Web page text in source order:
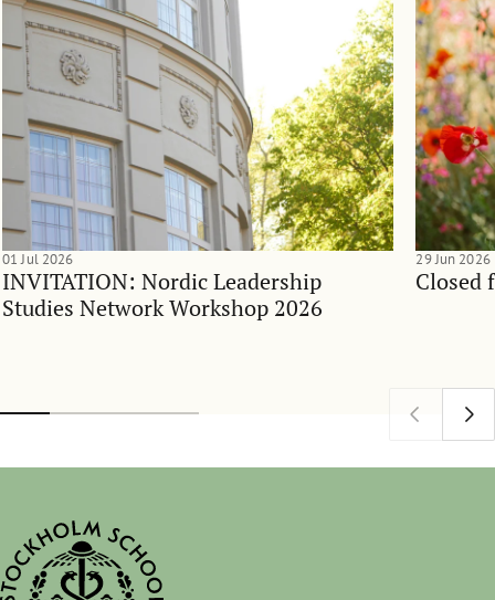
INVITATION: Nordic Leadership
Studies Network Workshop 2026
01 Jul 2026
Closed
29 Jun 2026